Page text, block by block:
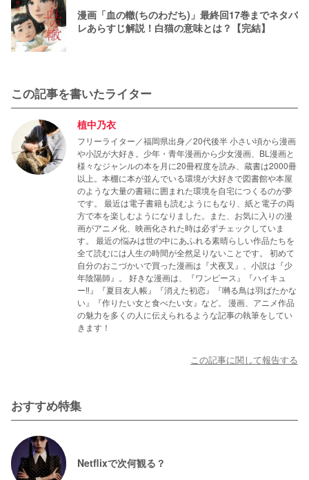
漫画「血の轍(ちのわだち)」最終回17巻までネタバ
レあらすじ解説！白猫の意味とは？【完結】
この記事を書いたライター
植中乃衣
フリーライター／福岡県出身／20代後半 小さい頃から漫画
や小説が大好き。少年・青年漫画から少女漫画、BL漫画と
様々なジャンルの本を月に20冊程度を読み、蔵書は2000冊
以上。本棚に本が並んでいる環境が大好きで図書館や本屋
のような大量の書籍に囲まれた環境を自宅につくるのが夢
です。 最近は電子書籍も読むようにもなり、紙と電子の両
方で本を楽しむようになりました。また、お気に入りの漫
画がアニメ化、映画化された時は必ずチェックしていま
す。 最近の悩みは世の中にあふれる素晴らしい作品たちを
全て読むには人生の時間が全然足りないことです。 初めて
自分のおこづかいで買った漫画は『犬夜叉』、小説は『少
年陰陽師』。 好きな漫画は、『ワンピース』『ハイキュ
ー‼』『夏目友人帳』『消えた初恋』『囀る鳥は羽ばたかな
い』『作りたい女と食べたい女』など。 漫画、アニメ作品
の魅力を多くの人に伝えられるような記事の執筆をしてい
きます！
この記事に関して報告する
おすすめ特集
Netflixで次何観る？